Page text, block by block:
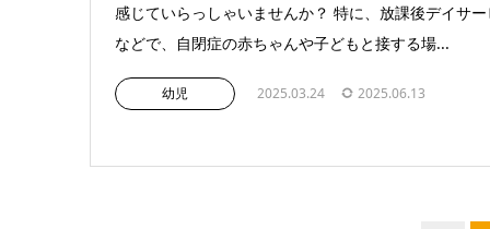
感じていらっしゃいませんか？ 特に、放課後デイサ
などで、自閉症の赤ちゃんや子どもと接する場...
幼児 2025.03.24 2025.06.13